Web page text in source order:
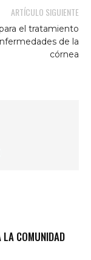
ARTÍCULO SIGUIENTE
el tratamiento
de la
córnea
LA COMUNIDAD